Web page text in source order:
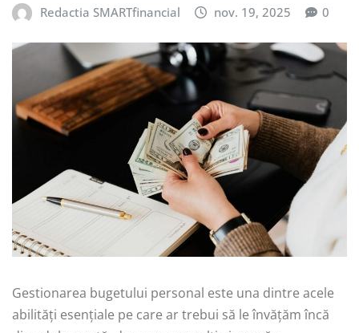
Redactia SMARTfinancial nov. 19, 2025 0
Gestionarea bugetului personal este una dintre acele
abilități esențiale pe care ar trebui să le învățăm încă